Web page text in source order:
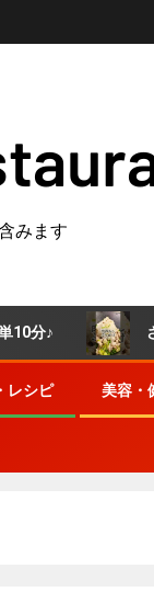
みます
さっぱり
レシピ 美容・